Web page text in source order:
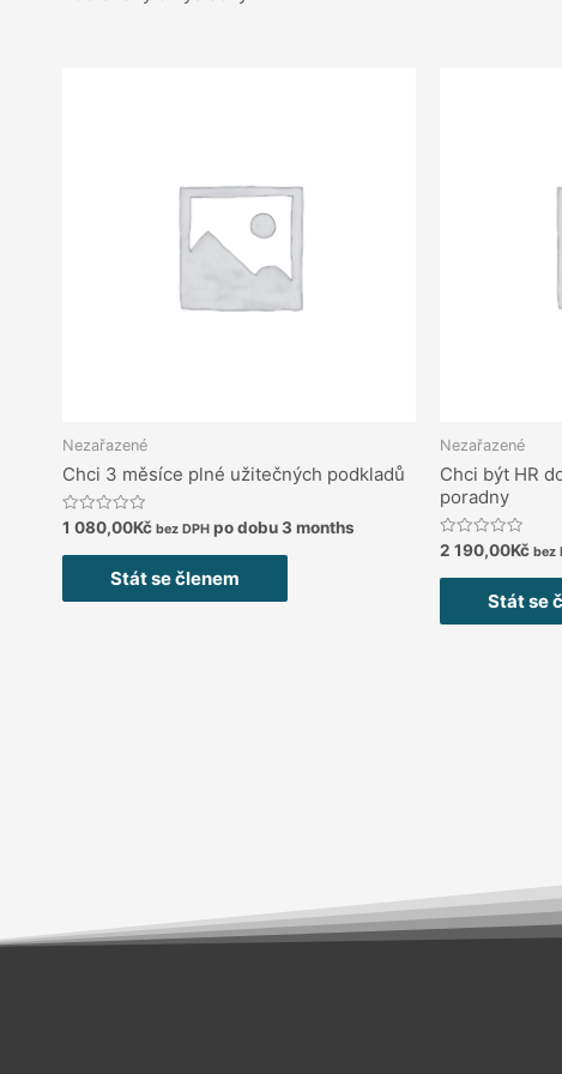
Nezařazené
Chci 3 měsíce plné užitečných podkladů
Hodnocení
z
1 080,00Kč bez DPH po dobu 3 months
Stát se členem
Nezařazené
Chci být HR
poradny
Hodnocení
z
2 190,00Kč bez
Stát se